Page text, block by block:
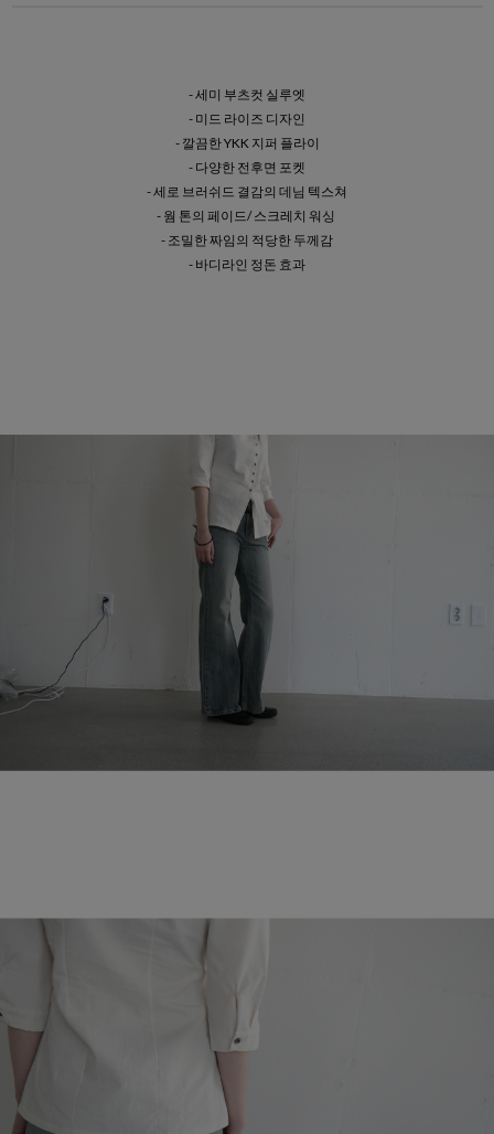
- 세미 부츠컷 실루엣
- 미드 라이즈 디자인
- 깔끔한 YKK 지퍼 플라이
- 다양한 전후면 포켓
- 세로 브러쉬드 결감의 데님 텍스쳐
- 웜 톤의 페이드/ 스크레치 워싱
- 조밀한 짜임의 적당한 두께감
- 바디라인 정돈 효과